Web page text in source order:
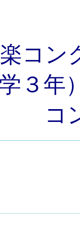
コン
３年
コ